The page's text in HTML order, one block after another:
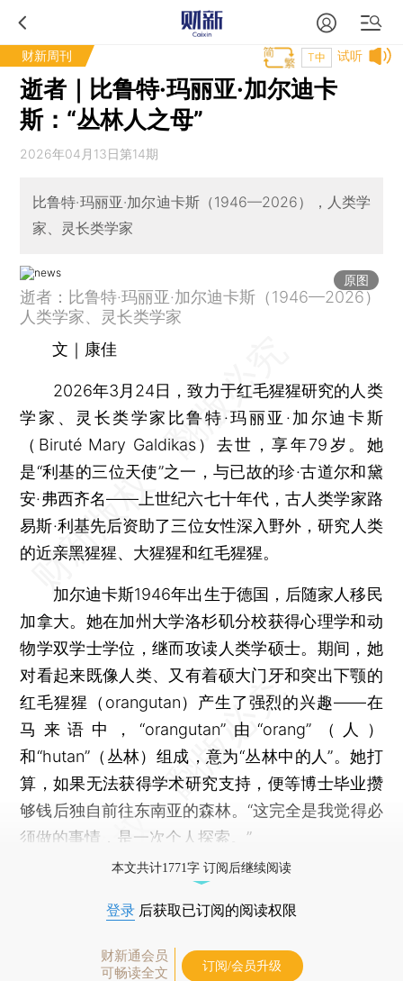
财新周刊 试听
T中
逝者｜比鲁特·玛丽亚·加尔迪卡
斯：“丛林人之母”
2026年04月13日第14期
比鲁特·玛丽亚·加尔迪卡斯（1946—2026），人类学
家、灵长类学家
原图
逝者：比鲁特·玛丽亚·加尔迪卡斯（1946—2026）
人类学家、灵长类学家
文｜康佳
2026年3月24日，致力于红毛猩猩研究的人类
学家、灵长类学家比鲁特·玛丽亚·加尔迪卡斯
（Biruté Mary Galdikas）去世，享年79岁。她
是“利基的三位天使”之一，与已故的珍·古道尔和黛
安·弗西齐名——上世纪六七十年代，古人类学家路
易斯·利基先后资助了三位女性深入野外，研究人类
的近亲黑猩猩、大猩猩和红毛猩猩。
加尔迪卡斯1946年出生于德国，后随家人移民
加拿大。她在加州大学洛杉矶分校获得心理学和动
物学双学士学位，继而攻读人类学硕士。期间，她
对看起来既像人类、又有着硕大门牙和突出下颚的
红毛猩猩（orangutan）产生了强烈的兴趣——在
马来语中，“orangutan”由“orang”（人）
和“hutan”（丛林）组成，意为“丛林中的人”。她打
算，如果无法获得学术研究支持，便等博士毕业攒
够钱后独自前往东南亚的森林。“这完全是我觉得必
须做的事情，是一次个人探索。”
本文共计1771字 订阅后继续阅读
登录 后获取已订阅的阅读权限
财新通会员
可畅读全文
订阅/会员升级